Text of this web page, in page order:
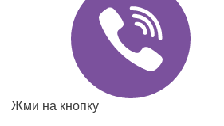
Жми на кнопку